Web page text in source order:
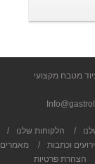
מטבח מקצועי
/ הלקוחות שלנו
/
וכתבות /
מאמרים
הצהרת פרטיות